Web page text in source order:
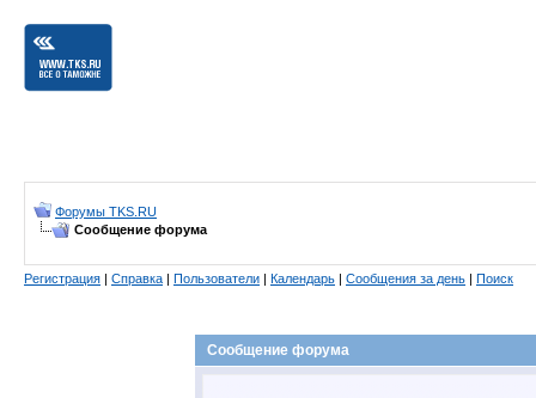
Форумы TKS.RU
Сообщение форума
Регистрация | Справка | Пользователи | Календарь | Сообщения за день | Поиск
Сообщение форума